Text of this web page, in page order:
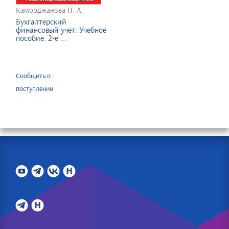
Каморджанова Н. А.
Бухгалтерский
финансовый учет: Учебное
пособие. 2-е ...
Сообщить о
поступлении